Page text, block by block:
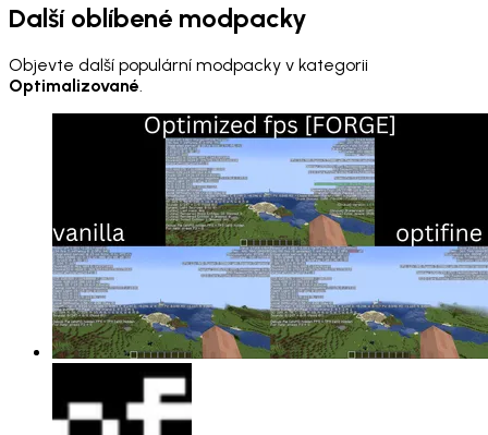
Další oblíbené modpacky
Objevte další populární modpacky v kategorii
Optimalizované.